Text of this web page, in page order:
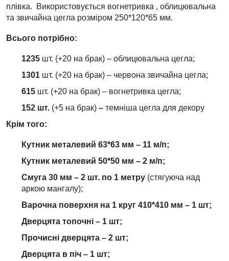
плівка. Використовується вогнетривка , облицювальна
та звичайна цегла розміром 250*120*65 мм.
Всього потрібно:
1235 шт. (+20 на брак) – облицювальна цегла;
1301 шт. (+20 на брак) – червона звичайна цегла;
615 шт. (+20 на брак) – вогнетривка цегла;
152 шт. (+5 на брак) – темніша цегла для декору
Крім того:
Кутник металевий 63*63 мм – 11 м/п;
Кутник металевий 50*50 мм – 2 м/п;
Смуга 30 мм – 2 шт. по 1 метру (стягуюча над
аркою мангалу);
Варочна поверхня на 1 круг 410*410 мм – 1 шт;
Дверцята топочні – 1 шт;
Прочисні дверцята – 2 шт;
Дверцята в піч – 1 шт;